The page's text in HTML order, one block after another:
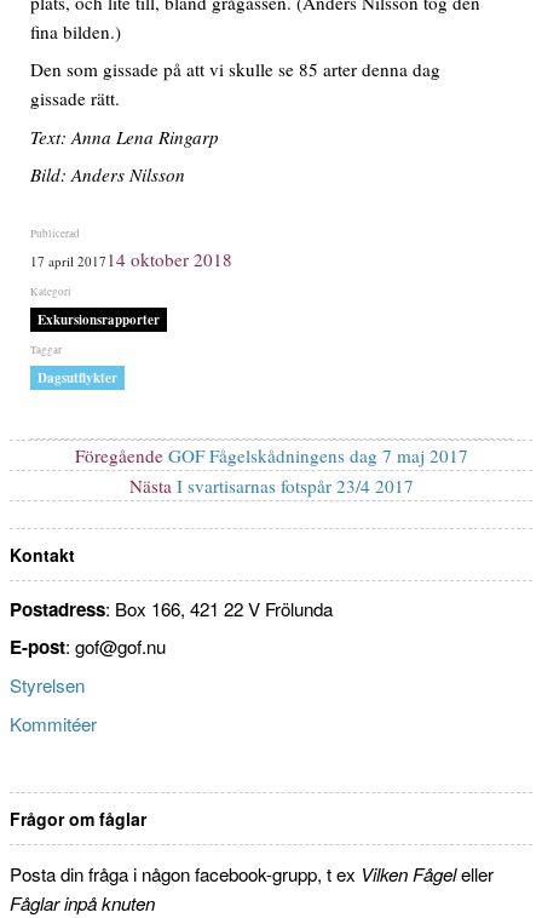
fina bilden.)
Den som gissade på att vi skulle se 85 arter denna dag
gissade rätt.
Text: Anna Lena Ringarp
Bild: Anders Nilsson
Publicerat
den
17 april 2017 14 oktober 2018
Kategorier
Exkursionsrapporter
Etiketter
Dagsutflykter
Inläggsnavigering
Föregående Föregående
inlägg:
GOF Fågelskådningens dag 7 maj 2017
Nästa Nästa
I svartisarnas fotspår 23/4 2017
Kontakt
Postadress: Box 166, 421 22 V Frölunda
E-post: gof@gof.nu
Styrelsen
Kommitéer
Frågor om fåglar
Posta din fråga i någon facebook-grupp, t ex Vilken Fågeleller
Fåglar inpå knuten